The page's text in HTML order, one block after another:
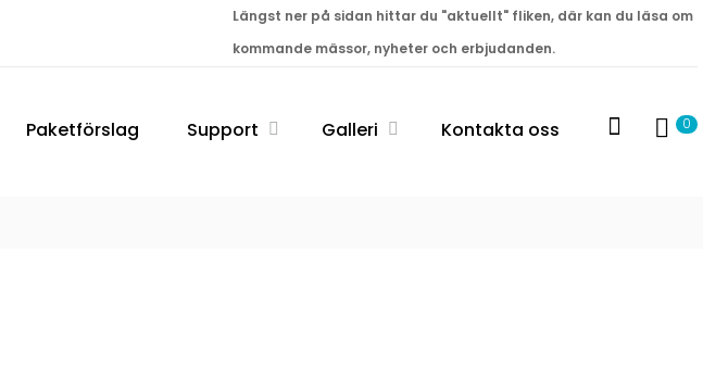
Längst ner på sidan hittar du "aktuellt" fliken, där kan du läsa om
kommande mässor, nyheter och erbjudanden.
Paketförslag Support Galleri Kontakta oss 0